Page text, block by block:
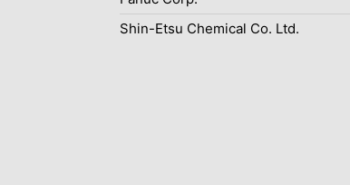
Shin-Etsu Chemical Co. Ltd.